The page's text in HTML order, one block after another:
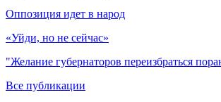
Оппозиция идет в народ
«Уйди, но не сейчас»
"Желание губернаторов переизбраться
Все публикации